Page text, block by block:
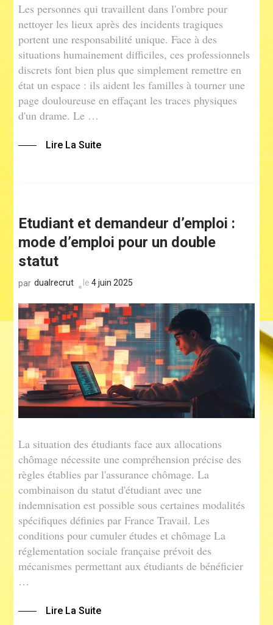
Les personnes qui travaillent dans l'ombre pour
nettoyer les lieux après des incidents tragiques
portent une responsabilité unique. Face à des
situations humainement difficiles, ces professionnels
discrets font bien plus que simplement remettre en
état un espace : ils aident les familles à tourner une
page douloureuse en effaçant les traces physiques
d'un drame. Le …
Lire La Suite
Etudiant et demandeur d’emploi :
mode d’emploi pour un double
statut
par dualrecrut le4 juin 2025
La situation des étudiants face aux allocations
chômage nécessite une compréhension précise des
règles établies par l'assurance chômage. La
combinaison du statut d'étudiant avec une
indemnisation est possible sous certaines modalités
spécifiques définies par France Travail. Les
conditions pour cumuler études et chômage La
réglementation sociale française prévoit des
mécanismes permettant aux étudiants de bénéficier
…
Lire La Suite